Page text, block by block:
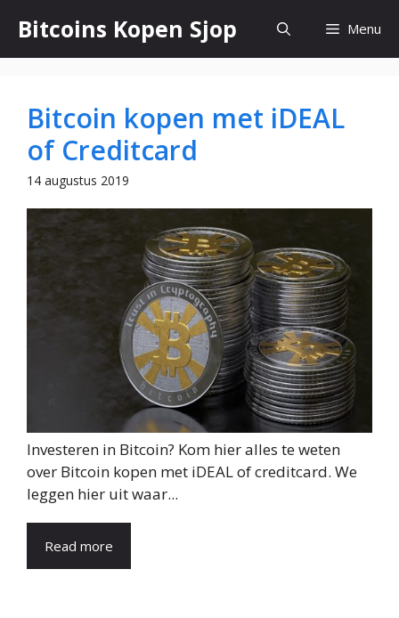
naar
de
Bitcoins Kopen Sjop Menu
Bitcoin kopen met iDEAL
of Creditcard
14 augustus 2019
Investeren in Bitcoin? Kom hier alles te weten
over Bitcoin kopen met iDEAL of creditcard. We
leggen hier uit waar...
Read more